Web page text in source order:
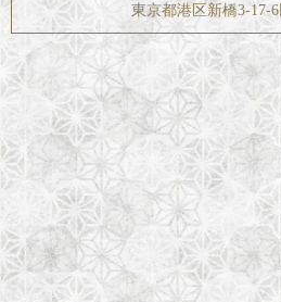
東京都港区新橋3-17-